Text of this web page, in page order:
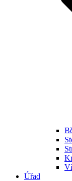
Úřad